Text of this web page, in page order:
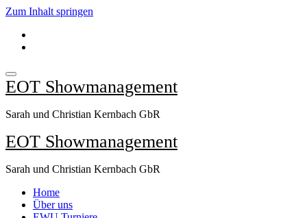
Zum Inhalt springen
EOT Showmanagement
Sarah und Christian Kernbach GbR
EOT Showmanagement
Sarah und Christian Kernbach GbR
Home
Über uns